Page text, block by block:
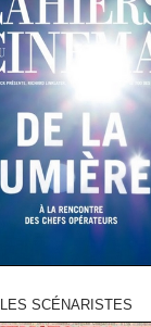
LES SCÉNARISTES